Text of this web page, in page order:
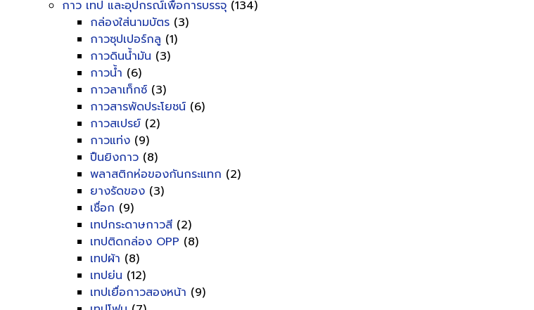
กาว เทป และอุปกรณ์เพื่อการบรรจุ (134)
กล่องใส่นามบัตร (3)
กาวซุปเปอร์กลู (1)
กาวดินน้ำมัน (3)
กาวน้ำ (6)
กาวลาเท็กซ์ (3)
กาวสารพัดประโยชน์ (6)
กาวสเปรย์ (2)
กาวแท่ง (9)
ปืนยิงกาว (8)
พลาสติกห่อของกันกระแทก (2)
ยางรัดของ (3)
เชื่อก (9)
เทปกระดาษกาวสี (2)
เทปติดกล่อง OPP (8)
เทปผ้า (8)
เทปย่น (12)
เทปเยื่อกาวสองหน้า (9)